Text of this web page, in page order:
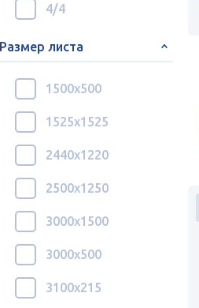
4/4
Размер листа
1500х500
1525х1525
2440х1220
2500х1250
3000х1500
3000х500
3100х215